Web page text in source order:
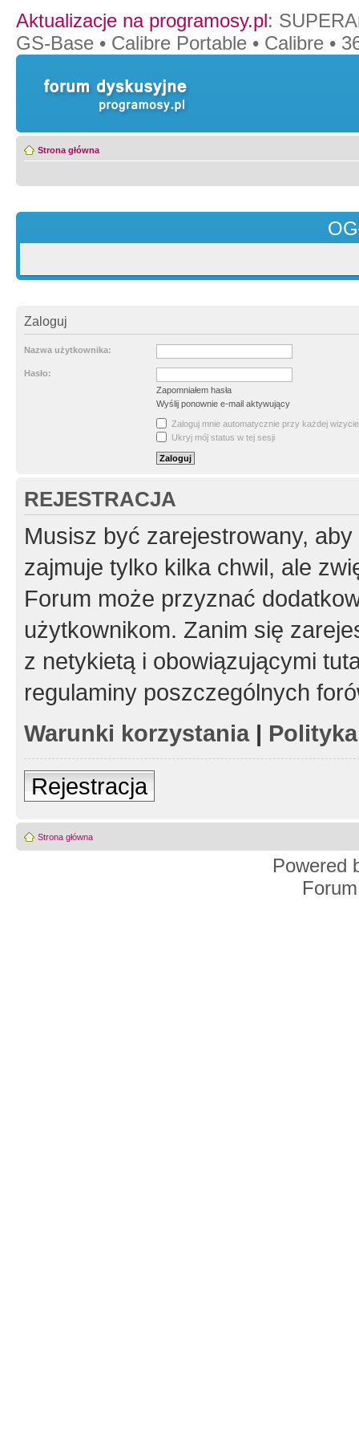
Aktualizacje na programosy.pl:
GS-Base • Calibre Portable • Calibre •
Strona główna
Zaloguj
Nazwa użytkownika:
Hasło:
Zapomniałem hasła
Wyślij ponownie e-mail aktywujący
Zaloguj mnie automatycznie przy każdej wizycie
Ukryj mój status w tej sesji
REJESTRACJA
Musisz być zarejestrowany,
zajmuje tylko kilka chwil, ale
Forum może przyznać
użytkownikom. Zanim się
z netykietą i obowiązującymi
regulaminy poszczególnych
Warunki korzystania|
Rejestracja
Strona główna
Powered